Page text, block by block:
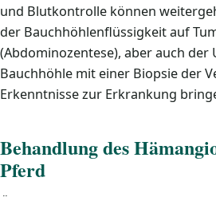
und Blutkontrolle können
der Bauchhöhlenflüssigkeit auf
(Abdominozentese), aber auch der
Bauchhöhle mit einer Biopsie der
Erkenntnisse zur Erkrankung
Behandlung des
Pferd